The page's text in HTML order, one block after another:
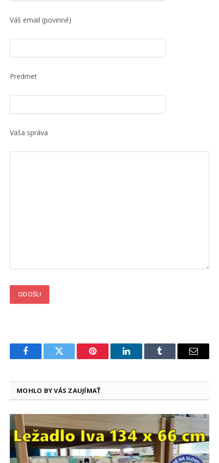
Váš email (povinné)
Predmet
Vaša správa
FacebookTwitter Pinterest LinkedInTumblr Email
MOHLO BY VÁS ZAUJÍMAŤ